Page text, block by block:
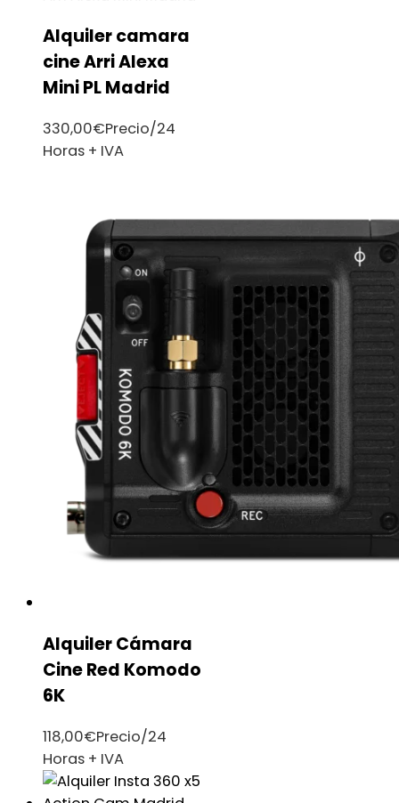
Alquiler camara
cine Arri Alexa
Mini PL Madrid
330,00€Precio/24
Horas + IVA
Alquiler Cámara
Cine Red Komodo
6K
118,00€Precio/24
Horas + IVA